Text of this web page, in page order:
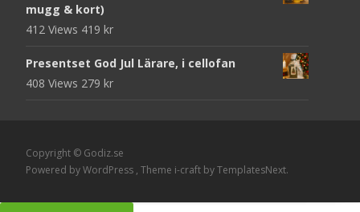
mugg & kort)
412 Views 419 kr
Presentset God Jul Lärare, i cellofan
408 Views 279 kr
Copyright © Godiz.se
Powered by WordPress , Theme i-craft by TemplatesNext.